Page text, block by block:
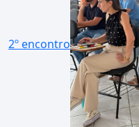
2º encontro